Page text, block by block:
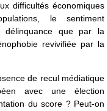
difficultés économiques
le sentiment
délinquance que par la
revivifiée par la
de recul médiatique
avec une élection
du score ? Peut-on